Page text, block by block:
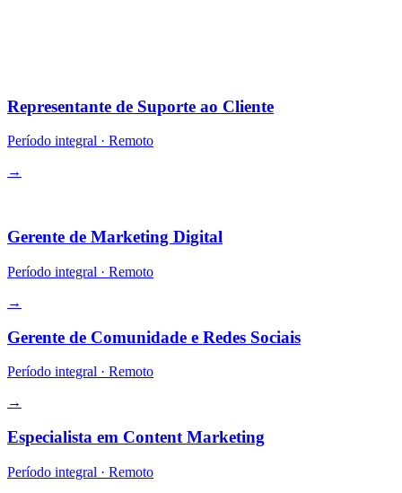
Representante de Suporte ao Cliente
Período integral · Remoto
→
Gerente de Marketing Digital
Período integral · Remoto
→
Gerente de Comunidade e Redes Sociais
Período integral · Remoto
→
Especialista em Content Marketing
Período integral · Remoto